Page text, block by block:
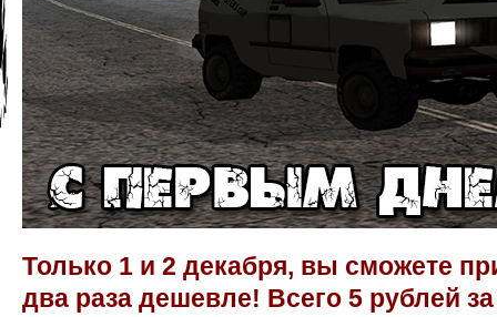
Только 1 и 2 декабря, вы сможете
два раза дешевле! Всего 5 рублей